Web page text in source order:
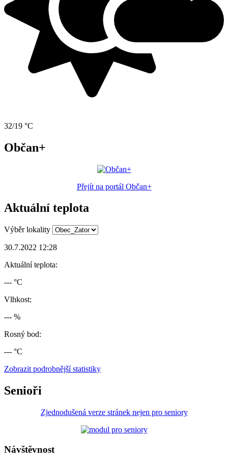
32/19 °C
Občan+
Přejít na portál Občan+
Aktuální teplota
Výběr lokality
30.7.2022 12:28
Aktuální teplota:
--- °C
Vlhkost:
--- %
Rosný bod:
--- °C
Zobrazit podrobnější statistiky
Senioři
Zjednodušená verze stránek nejen pro seniory
Návštěvnost